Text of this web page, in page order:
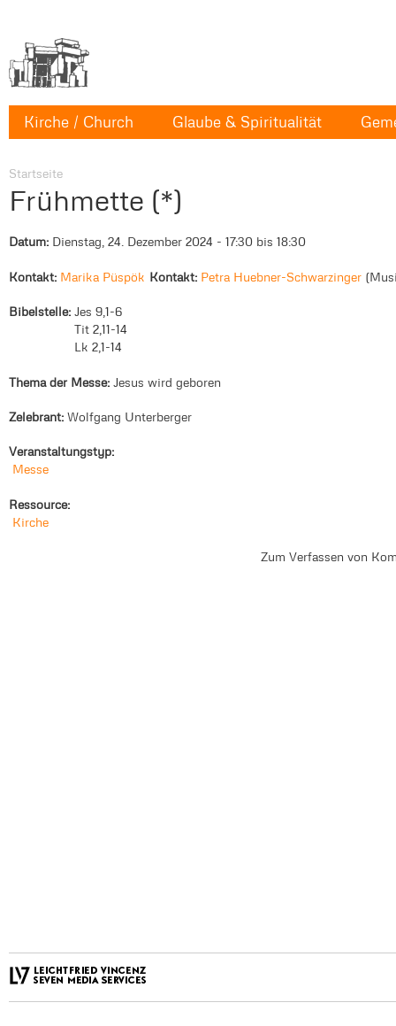
Kirche / Church Glaube & Spiritualität
Startseite
Frühmette (*)
Datum: Dienstag, 24. Dezember 2024 - 17:30 bis 18:30
Kontakt: Marika Püspök Kontakt: Petra Huebner-Schwarzinger
Bibelstelle: Jes 9,1-6
Tit 2,11-14
Lk 2,1-14
Thema der Messe: Jesus wird geboren
Zelebrant: Wolfgang Unterberger
Veranstaltungstyp:
Messe
Ressource:
Kirche
Zum Verfassen von